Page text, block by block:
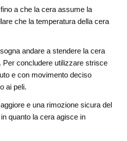
a che la cera assume la
che la temperatura della cera
andare a stendere la cera
Per concludere utilizzare strisce
e con movimento deciso
ai peli.
e una rimozione sicura del
quanto la cera agisce in